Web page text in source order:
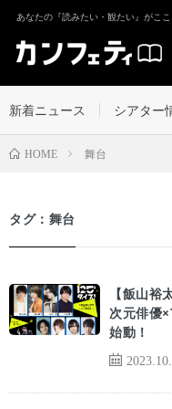
あなたの『読みたい・観たい』がここ
新着ニュース シアター
HOME 舞台
タグ：舞台
【飯山裕
次元俳優
始動！